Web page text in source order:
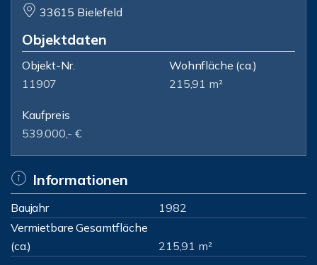
33615 Bielefeld
Objektdaten
Objekt-Nr.
11907
Wohnfläche (ca.)
215,91 m²
Kaufpreis
539.000,- €
Informationen
Baujahr
1982
Vermietbare Gesamtfläche
(ca.)
215,91 m²